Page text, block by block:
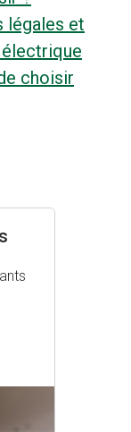
légales et
choisir